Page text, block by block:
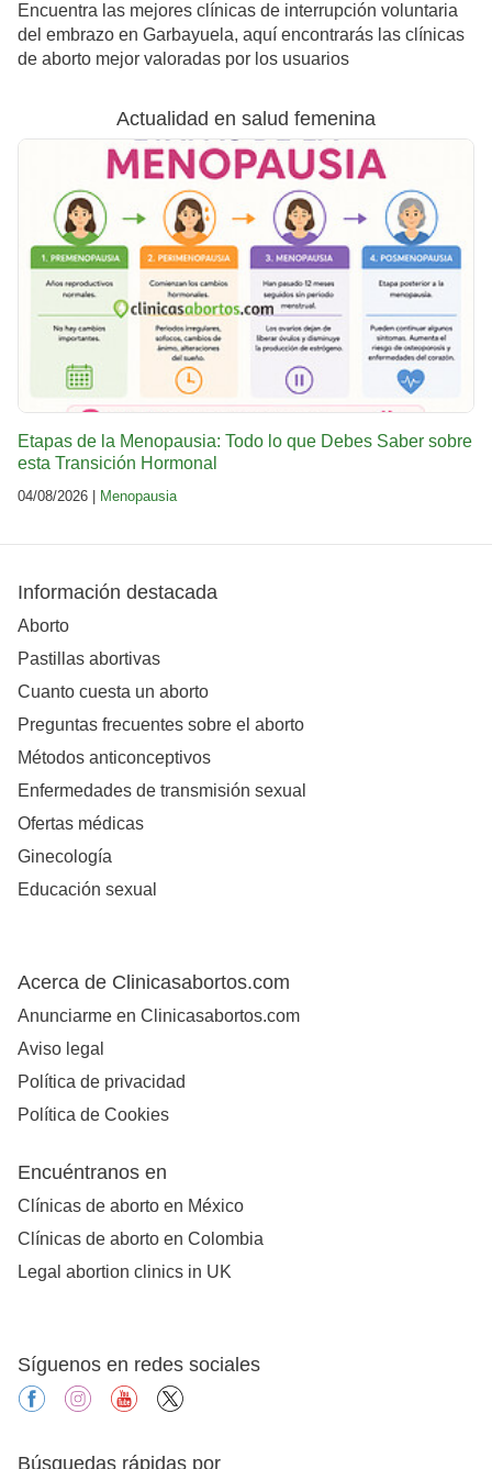
Encuentra las mejores clínicas de interrupción voluntaria
del embrazo en Garbayuela, aquí encontrarás las clínicas
de aborto mejor valoradas por los usuarios
Actualidad en salud femenina
Etapas de la Menopausia: Todo lo que Debes Saber sobre
esta Transición Hormonal
04/08/2026 | Menopausia
Información destacada
Aborto
Pastillas abortivas
Cuanto cuesta un aborto
Preguntas frecuentes sobre el aborto
Métodos anticonceptivos
Enfermedades de transmisión sexual
Ofertas médicas
Ginecología
Educación sexual
Acerca de Clinicasabortos.com
Anunciarme en Clinicasabortos.com
Aviso legal
Política de privacidad
Política de Cookies
Encuéntranos en
Clínicas de aborto en México
Clínicas de aborto en Colombia
Legal abortion clinics in UK
Síguenos en redes sociales
facebookinstagramyoutube
Búsquedas rápidas por